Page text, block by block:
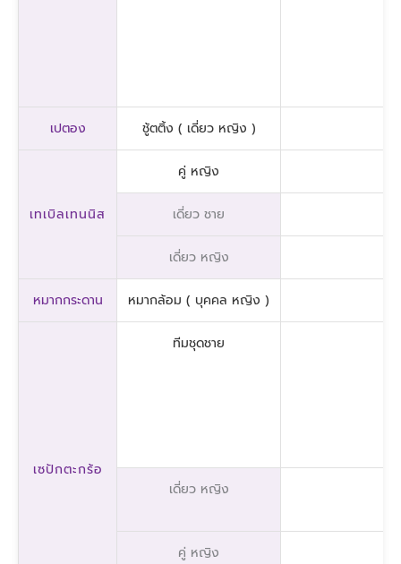
เปตอง ชู้ตติ้ง ( เดี่ยว หญิง )
เทเบิลเทนนิส
คู่ หญิง
เดี่ยว ชาย
เดี่ยว หญิง
หมากกระดาน หมากล้อม ( บุคคล หญิง )
เซปักตะกร้อ
ทีมชุดชาย
เดี่ยว หญิง
คู่ หญิง